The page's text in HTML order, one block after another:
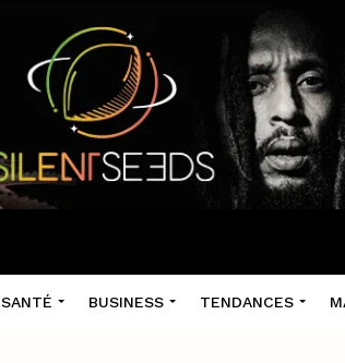
SANTÉ BUSINESS TENDANCES